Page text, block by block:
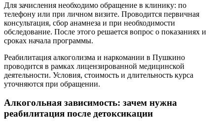
Для зачисления необходимо обращение в клинику: по
телефону или при личном визите. Проводится первичная
консультация, сбор анамнеза и при необходимости
обследование. После этого решается вопрос о показаниях и
сроках начала программы.
Реабилитация алкоголизма и наркомании в Пушкино
проводится в рамках лицензированной медицинской
деятельности. Условия, стоимость и длительность курса
уточняются при обращении.
Алкогольная зависимость: зачем нужна
реабилитация после детоксикации